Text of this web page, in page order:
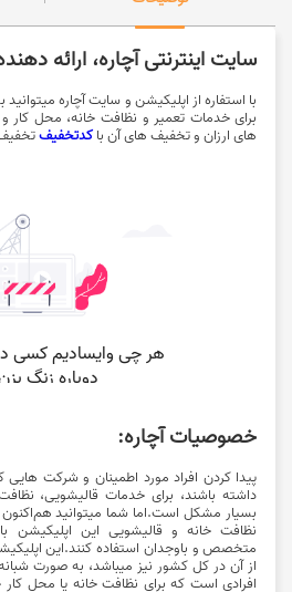
سایت اینترنتی آچاره، ارائه
با استفاره از اپلیکیشن و سایت آچاره
برای خدمات تعمیر و نظافت خانه، محل کار و
های ارزان و تخفیف های آن با کدتخفیف
خصوصیات آچاره:
پیدا کردن افراد مورد اطمینان و شرکت هایی
داشته باشند، برای خدمات قالیشویی،
بسیار مشکل است.اما شما میتوانید
نظافت خانه و قالیشویی این اپلیکیشن
متخصص و باوجدان استفاده کنند.این
از آن در کل کشور نیز میباشد، به صورت
افرادی است که برای نظافت خانه یا محل